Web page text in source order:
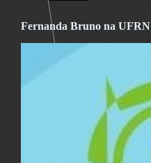
Fernanda Bruno na UFRN